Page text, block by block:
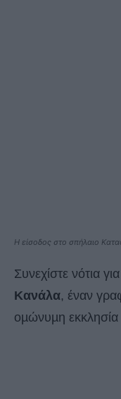
Η είσοδος στο σπήλαιο
Συνεχίστε νότια
Κανάλα, έναν
οµώνυµη εκκλησία